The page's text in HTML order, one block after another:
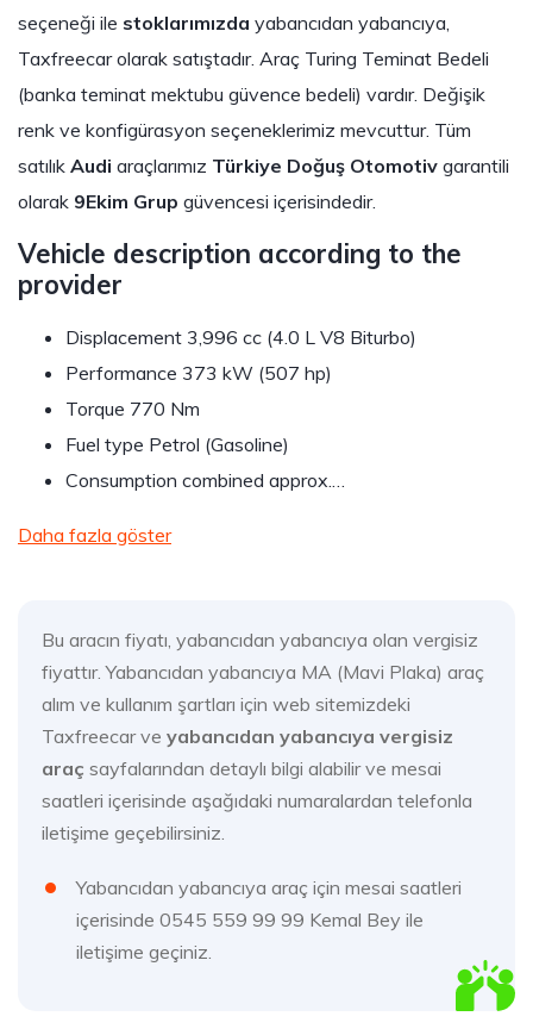
seçeneği ile stoklarımızda yabancıdan yabancıya,
Taxfreecar olarak satıştadır. Araç Turing Teminat Bedeli
(banka teminat mektubu güvence bedeli) vardır. Değişik
renk ve konfigürasyon seçeneklerimiz mevcuttur. Tüm
satılık Audi araçlarımız Türkiye Doğuş Otomotiv garantili
olarak 9Ekim Grup güvencesi içerisindedir.
Vehicle description according to the
provider
Displacement 3,996 cc (4.0 L V8 Biturbo)
Performance 373 kW (507 hp)
Torque 770 Nm
Fuel type Petrol (Gasoline)
Consumption combined approx.…
Daha fazla göster
Bu aracın fiyatı, yabancıdan yabancıya olan vergisiz
fiyattır. Yabancıdan yabancıya MA (Mavi Plaka) araç
alım ve kullanım şartları için web sitemizdeki
Taxfreecar ve yabancıdan yabancıya vergisiz
araç sayfalarından detaylı bilgi alabilir ve mesai
saatleri içerisinde aşağıdaki numaralardan telefonla
iletişime geçebilirsiniz.
Yabancıdan yabancıya araç için mesai saatleri
içerisinde 0545 559 99 99 Kemal Bey ile
iletişime geçiniz.